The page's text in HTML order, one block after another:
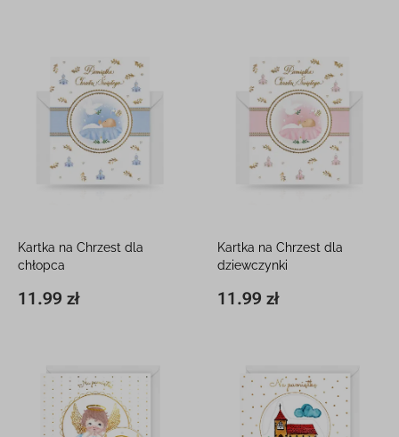
Kartka na Chrzest dla
chłopca
11.99 zł
11,8 x 16,3 cm
Kartka na Chrzest dla
dziewczynki
11.99 zł
11,8 x 16,3 cm